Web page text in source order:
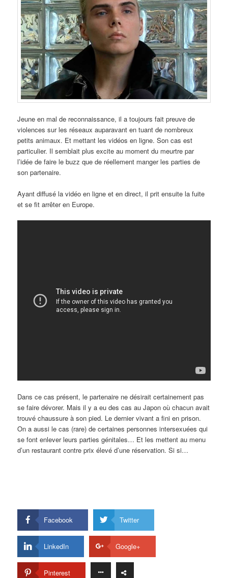
Jeune en mal de reconnaissance, il a toujours fait preuve de
violences sur les réseaux auparavant en tuant de nombreux
petits animaux. Et mettant les vidéos en ligne. Son cas est
particulier. Il semblait plus excite au moment du meurtre par
l’idée de faire le buzz que de réellement manger les parties de
son partenaire.
Ayant diffusé la vidéo en ligne et en direct, il prit ensuite la fuite
et se fit arrêter en Europe.
Dans ce cas présent, le partenaire ne désirait certainement pas
se faire dévorer. Mais il y a eu des cas au Japon où chacun avait
trouvé chaussure à son pied. Le dernier vivant a fini en prison.
On a aussi le cas (rare) de certaines personnes intersexuées qui
se font enlever leurs parties génitales… Et les mettent au menu
d’un restaurant contre prix élevé d’une réservation. Si si…
Facebook Twitter
LinkedIn Google+
Pinterest